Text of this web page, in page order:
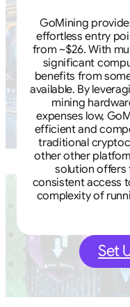
GoMining
effortless entry
from ~$26. With
significant
benefits from
available. By
mining
expenses low,
efficient and
traditional
other other
solution offers
consistent access
complexity of
Set